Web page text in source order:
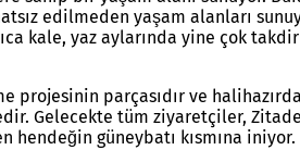
edilmeden yaşam alanları
kale, yaz aylarında yine çok
projesinin parçasıdır ve
Gelecekte tüm ziyaretçiler,
güneybatı kısmına